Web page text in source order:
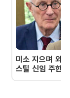
미소 지으며 외
스틸 신임 주한